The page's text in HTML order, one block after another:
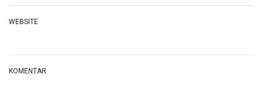
WEBSITE
KOMENTAR